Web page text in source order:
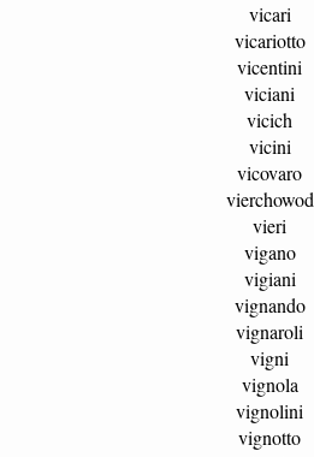
vicari
vicariotto
vicentini
viciani
vicich
vicini
vicovaro
vierchowod
vieri
vigano
vigiani
vignando
vignaroli
vigni
vignola
vignolini
vignotto